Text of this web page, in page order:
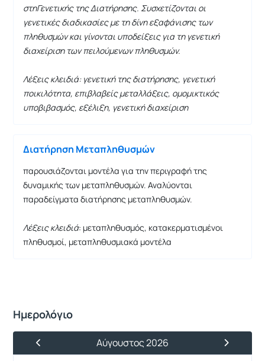
στηΓενετικής της Διατήρησης. Συσχετίζονται οι
γενετικές διαδικασίες με τη δίνη εξαφάνισης των
πληθυσμών και γίνονται υποδείξεις για τη γενετική
διαχείριση των πειλούμενων πληθυσμών.
Λέξεις κλειδιά: γενετική της διατήρησης, γενετική
ποικιλότητα, επιβλαβείς μεταλλάξεις, ομομικτικός
υποβιβασμός, εξέλιξη, γενετική διαχείριση
Διατήρηση Μεταπληθυσμών
παρουσιάζονται μοντέλα για την περιγραφή της
δυναμικής των μεταπληθυσμών. Αναλύονται
παραδείγματα διατήρησης μεταπληθυσμών.
Λέξεις κλειδιά: μεταπληθυσμός, κατακερματισμένοι
πληθυσμοί, μεταπληθυσμιακά μοντέλα
Ημερολόγιο
Προηγούμενος ΜήναςΑύγουστος 2026
Επόμενος